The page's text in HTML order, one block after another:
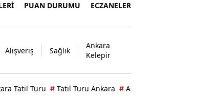
PUAN DURUMU ECZANELER
Alışveriş Sağlık
Ankara
Kelepir
Tatil Turu # Tatil Turu Ankara # Ankara Ücretsiz Tercih